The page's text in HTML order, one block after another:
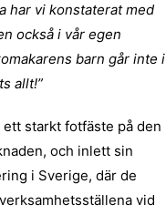
har vi konstaterat med
också i vår egen
barn går inte i
allt!”
starkt fotfäste på den
och inlett sin
i Sverige, där de
vid